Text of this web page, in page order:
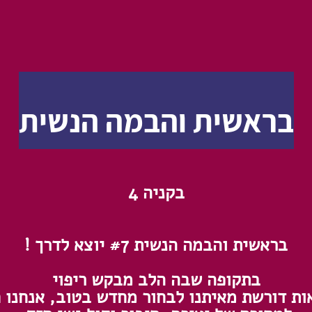
בראשית והבמה הנשית
בקניה 4
בראשית והבמה הנשית #7 יוצא לדרך !
בתקופה שבה הלב מבקש ריפוי
דורשת מאיתנו לבחור מחדש בטוב, אנחנו